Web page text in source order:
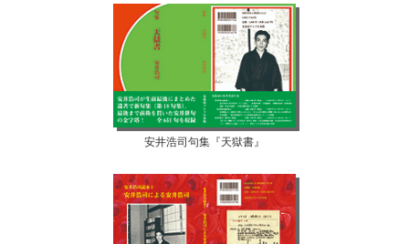
安井浩司句集『天獄書』